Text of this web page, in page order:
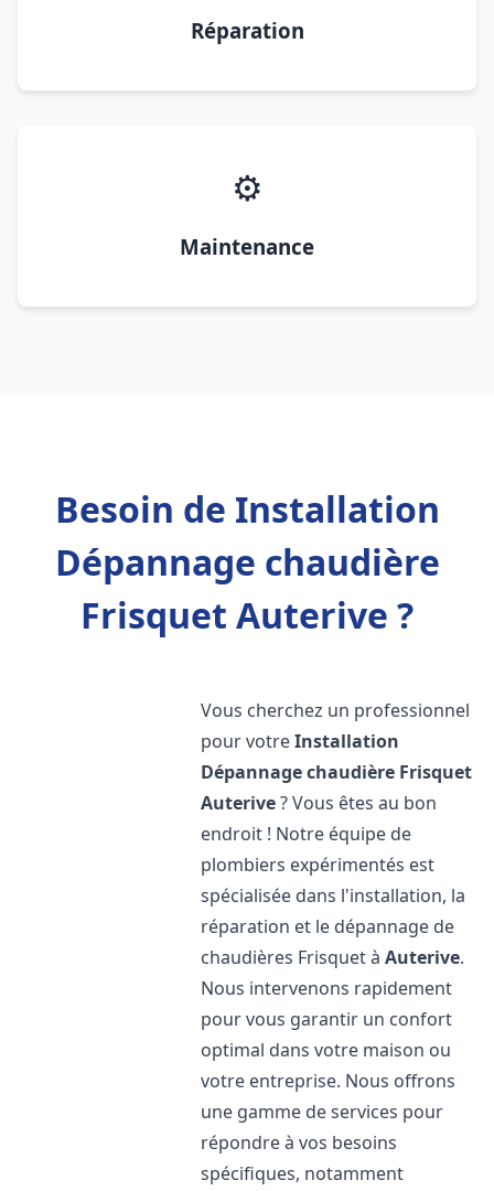
Réparation
⚙️
Maintenance
Besoin de Installation
Dépannage chaudière
Frisquet Auterive ?
Vous cherchez un professionnel
pour votreInstallation
Dépannage chaudière Frisquet
Auterive? Vous êtes au bon
endroit ! Notre équipe de
plombiers expérimentés est
spécialisée dans l'installation, la
réparation et le dépannage de
chaudières Frisquet àAuterive.
Nous intervenons rapidement
pour vous garantir un confort
optimal dans votre maison ou
votre entreprise. Nous offrons
une gamme de services pour
répondre à vos besoins
spécifiques, notamment